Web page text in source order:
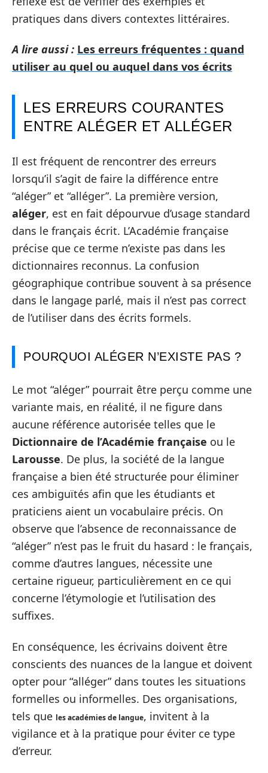
pratiques dans divers contextes littéraires.
A lire aussi : Les erreurs fréquentes : quand
utiliser au quel ou auquel dans vos écrits
LES ERREURS COURANTES
ENTRE ALÉGER ET ALLÉGER
Il est fréquent de rencontrer des erreurs
lorsqu’il s’agit de faire la différence entre
“aléger” et “alléger”. La première version,
aléger, est en fait dépourvue d’usage standard
dans le français écrit. L’Académie française
précise que ce terme n’existe pas dans les
dictionnaires reconnus. La confusion
géographique contribue souvent à sa présence
dans le langage parlé, mais il n’est pas correct
de l’utiliser dans des écrits formels.
POURQUOI ALÉGER N’EXISTE PAS ?
Le mot “aléger” pourrait être perçu comme une
variante mais, en réalité, il ne figure dans
aucune référence autorisée telles que le
Dictionnaire de l’Académie française ou le
Larousse. De plus, la société de la langue
française a bien été structurée pour éliminer
ces ambiguïtés afin que les étudiants et
praticiens aient un vocabulaire précis. On
observe que l’absence de reconnaissance de
“aléger” n’est pas le fruit du hasard : le français,
comme d’autres langues, nécessite une
certaine rigueur, particulièrement en ce qui
concerne l’étymologie et l’utilisation des
suffixes.
En conséquence, les écrivains doivent être
conscients des nuances de la langue et doivent
opter pour “alléger” dans toutes les situations
formelles ou informelles. Des organisations,
tels que les académies de langue, invitent à la
vigilance et à la pratique pour éviter ce type
d’erreur.